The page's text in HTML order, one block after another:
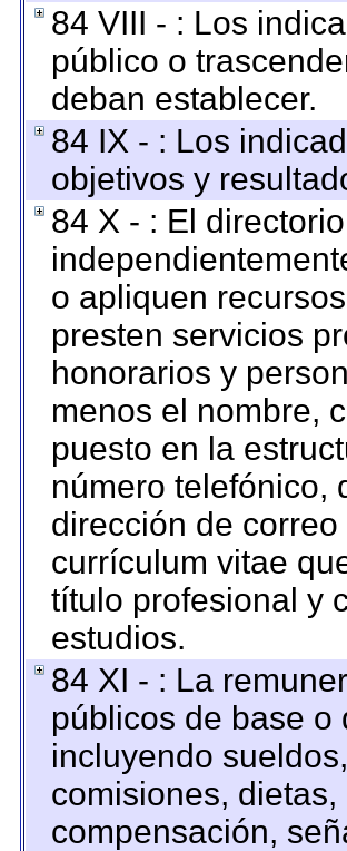
84 VIII - : Los
público o
deban establecer.
84 IX - : Los
objetivos y
84 X - : El
o apliquen
presten servicios
honorarios y
menos el nombre,
puesto en la
número telefónico,
dirección de
currículum vitae
título profesional y
estudios.
84 XI - : La
públicos de base o
incluyendo
comisiones,
compensación,